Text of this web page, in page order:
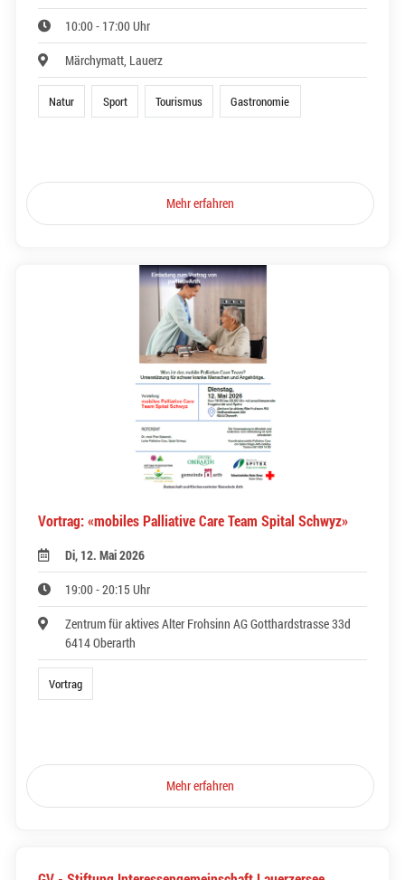
10:00 - 17:00 Uhr
Märchymatt, Lauerz
Natur Sport Tourismus Gastronomie
Mehr erfahren
Vortrag: «mobiles Palliative Care Team Spital Schwyz»
Di, 12. Mai 2026
19:00 - 20:15 Uhr
Zentrum für aktives Alter Frohsinn AG Gotthardstrasse 33d
6414 Oberarth
Vortrag
Mehr erfahren